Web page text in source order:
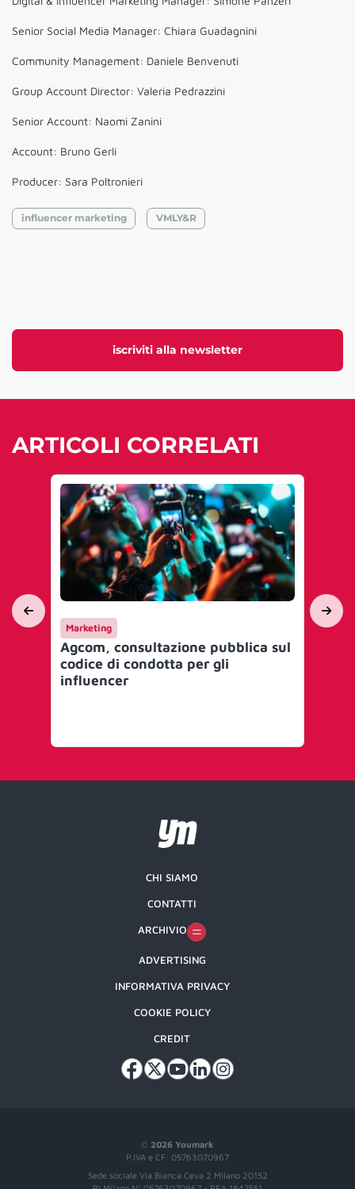
iscriviti alla newsletter
Senior Social Media Manager: Chiara Guadagnini
Community Management: Daniele Benvenuti
Group Account Director: Valeria Pedrazzini
Senior Account: Naomi Zanini
Account: Bruno Gerli
Producer: Sara Poltronieri
influencer marketing VMLY&R
ARTICOLI CORRELATI
Marketing
Agcom, consultazione pubblica sul
codice di condotta per gli
influencer
© 2026 Youmark
P.IVA e CF: 05763070967
Sede sociale Via Bianca Ceva 2 Milano 20152
CHI SIAMO
CONTATTI
ARCHIVIO
ADVERTISING
INFORMATIVA PRIVACY
COOKIE POLICY
CREDIT